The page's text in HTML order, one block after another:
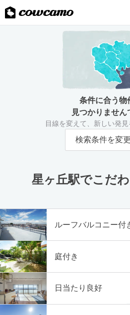
条件に合う物
見つかりません
目線を変えて、新しい発見
検索条件を変
星ヶ丘駅でこだ
ルーフバルコニー付
庭付き
日当たり良好